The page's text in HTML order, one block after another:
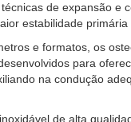
de expansão e
estabilidade primária
e formatos, os
para
na condução
de alta